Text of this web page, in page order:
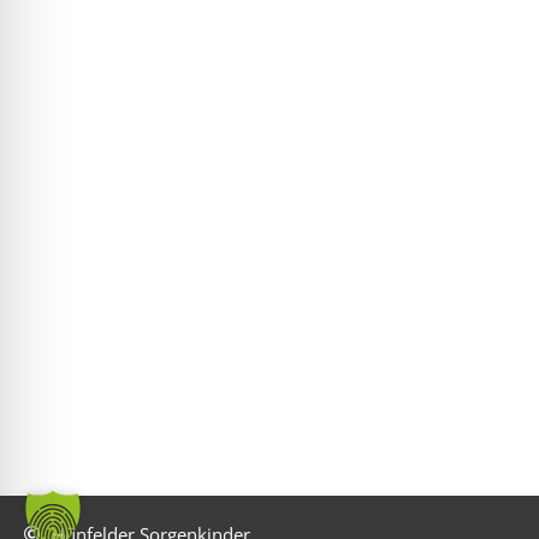
Hünfelder Sorgenkinder